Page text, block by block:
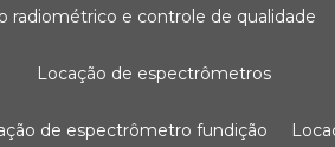
radiométrico e controle de qualidade
locação de espectrômetros
de espectrômetro fundição